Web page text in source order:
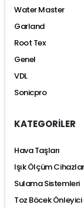
Water Master
Garland
Root Tex
Genel
VDL
Sonicpro
KATEGORİLER
Hava Taşları
Işık Ölçüm
Sulama Sistemleri
Toz Böcek